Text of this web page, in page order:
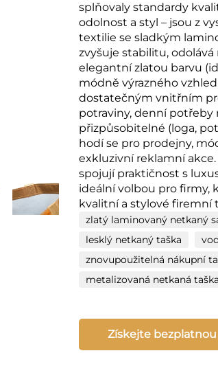
splňovaly standardy
odolnost a styl – jsou z
textilie se sladkým
zvyšuje stabilitu,
elegantní zlatou barvu
módně výrazného
dostatečným vnitřním
potraviny, denní potřeby
přizpůsobitelné (loga,
hodí se pro prodejny,
exkluzivní reklamní
spojují praktičnost s
ideální volbou pro firmy,
kvalitní a stylové firemní
zlatý laminovaný netkaný
lesklý netkaný taška
znovupoužitelná nákupní
metalizovaná netkaná taška
Získejte